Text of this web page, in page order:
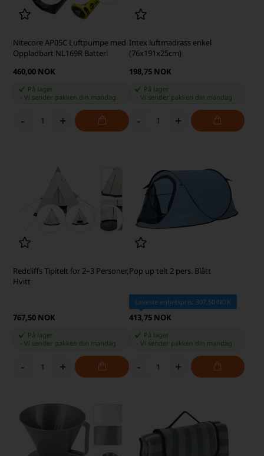
Nitecore AP05C Luftpumpe med
Oppladbart NL169R Batteri
460,00 NOK
På lager
-Vi sender pakken din mandag
- +
Intex luftmadrass enkel
(76x191x25cm)
198,75 NOK
På lager
Vi sender pakken din mandag
- +
Redcliffs Tipitelt for 2–3 Personer,
Hvitt
767,50 NOK
På lager
-Vi sender pakken din mandag
- +
Pop up telt 2 pers. Blått
Laveste enhetspris: 307,50 NOK
413,75 NOK
På lager
Vi sender pakken din mandag
- +